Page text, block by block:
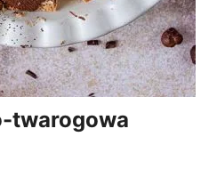
twarogowa